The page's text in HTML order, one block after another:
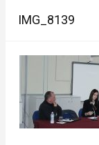
IMG_8139